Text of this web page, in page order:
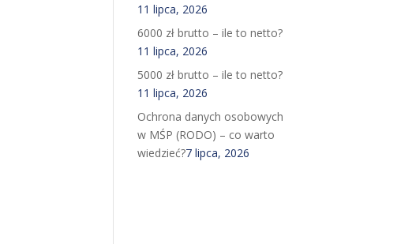
11 lipca, 2026
6000 zł brutto – ile to netto?
11 lipca, 2026
5000 zł brutto – ile to netto?
11 lipca, 2026
Ochrona danych osobowych
w MŚP (RODO) – co warto
wiedzieć?7 lipca, 2026